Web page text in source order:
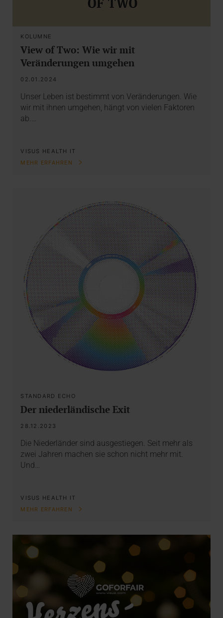
KOLUMNE
View of Two: Wie wir mit
Veränderungen umgehen
02.01.2024
Unser Leben ist bestimmt von Veränderungen. Wie
wir mit ihnen umgehen, hängt von vielen Faktoren
ab.…
VISUS HEALTH IT
MEHR ERFAHREN
STANDARD ECHO
Der niederländische Exit
28.12.2023
Die Niederländer sind ausgestiegen. Seit mehr als
zwei Jahren machen sie schon nicht mehr mit.
Und…
VISUS HEALTH IT
MEHR ERFAHREN